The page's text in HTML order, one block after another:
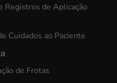
Registros de Aplicação
Cuidados ao Paciente
de Frotas